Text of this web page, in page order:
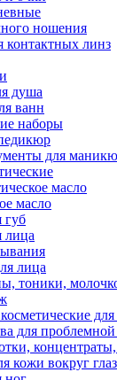
ношения
контактных линз
душа
ванн
наборы
для
масло
масло
губ
лица
лица
тоники,
для
кожи вокруг глаз